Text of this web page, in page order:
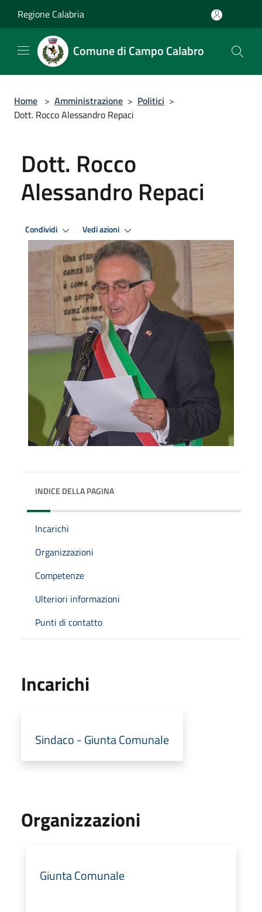
Regione Calabria
Comune di Campo Calabro
Home > Amministrazione > Politici >
Dott. Rocco Alessandro Repaci
Dott. Rocco
Alessandro Repaci
Condividi Vedi azioni
INDICE DELLA PAGINA
Incarichi
Organizzazioni
Competenze
Ulteriori informazioni
Punti di contatto
Incarichi
Sindaco - Giunta Comunale
Organizzazioni
Giunta Comunale